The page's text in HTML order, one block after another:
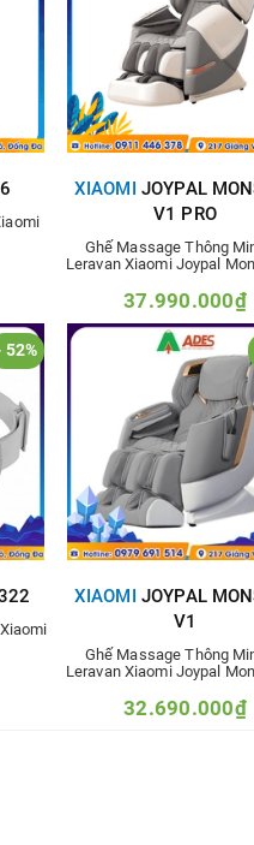
XIAOMI JOYPAL
V1 PRO
Ghế Massage Thông
Leravan Xiaomi Joypal
37.990.000₫
45.000.000₫
Thêm vào so sánh
52%
XIAOMI JOYPAL
V1
Ghế Massage Thông
Leravan Xiaomi Joypal
32.690.000₫